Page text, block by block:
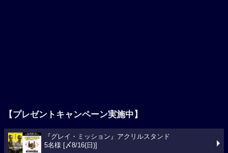
【プレゼントキャンペーン実施中】
『グレイ・ミッション』アクリルスタンド
5名様 [〆8/16(日)]